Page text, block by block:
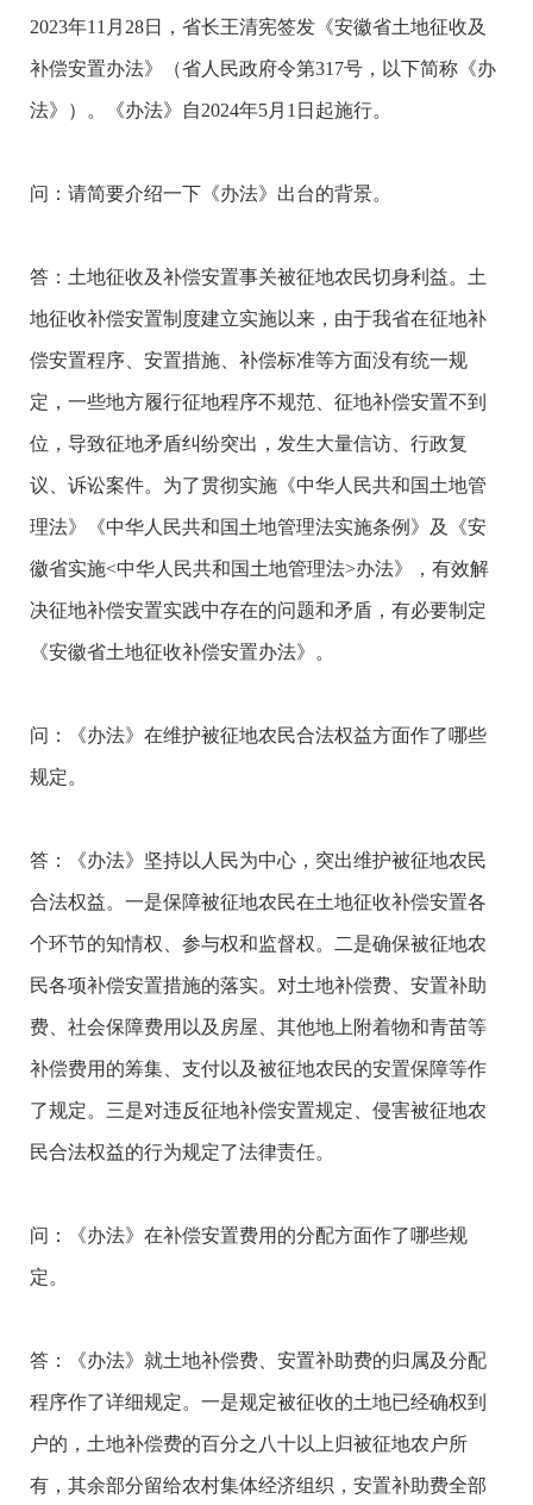
2023年11月28日，省长王清宪签发《安徽省土地征收及
补偿安置办法》（省人民政府令第317号，以下简称《办
法》）。《办法》自2024年5月1日起施行。
问：请简要介绍一下《办法》出台的背景。
答：土地征收及补偿安置事关被征地农民切身利益。土
地征收补偿安置制度建立实施以来，由于我省在征地补
偿安置程序、安置措施、补偿标准等方面没有统一规
定，一些地方履行征地程序不规范、征地补偿安置不到
位，导致征地矛盾纠纷突出，发生大量信访、行政复
议、诉讼案件。为了贯彻实施《中华人民共和国土地管
理法》《中华人民共和国土地管理法实施条例》及《安
徽省实施<中华人民共和国土地管理法>办法》，有效解
决征地补偿安置实践中存在的问题和矛盾，有必要制定
《安徽省土地征收补偿安置办法》。
问：《办法》在维护被征地农民合法权益方面作了哪些
规定。
答：《办法》坚持以人民为中心，突出维护被征地农民
合法权益。一是保障被征地农民在土地征收补偿安置各
个环节的知情权、参与权和监督权。二是确保被征地农
民各项补偿安置措施的落实。对土地补偿费、安置补助
费、社会保障费用以及房屋、其他地上附着物和青苗等
补偿费用的筹集、支付以及被征地农民的安置保障等作
了规定。三是对违反征地补偿安置规定、侵害被征地农
民合法权益的行为规定了法律责任。
问：《办法》在补偿安置费用的分配方面作了哪些规
定。
答：《办法》就土地补偿费、安置补助费的归属及分配
程序作了详细规定。一是规定被征收的土地已经确权到
户的，土地补偿费的百分之八十以上归被征地农户所
有，其余部分留给农村集体经济组织，安置补助费全部